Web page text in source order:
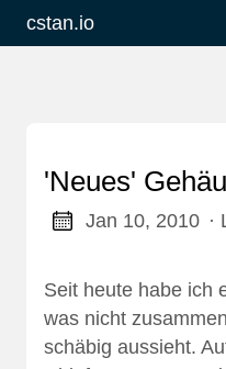
cstan.io
'Neues'
Jan 10, 2010 ·
Seit heute habe ich
was nicht
schäbig aussieht.